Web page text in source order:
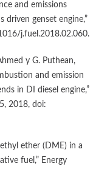
and emissions
genset engine,”
j.fuel.2018.02.060.
y G. Puthean,
and emission
in DI diesel engine,”
2018, doi:
ether (DME) in a
fuel,” Energy